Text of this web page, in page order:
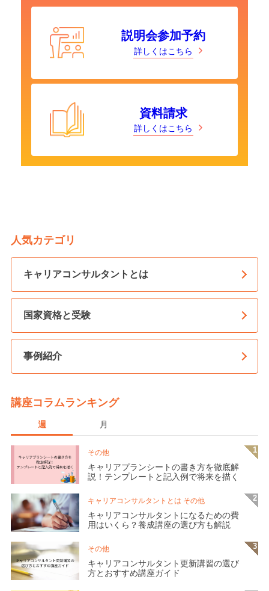
説明会参加予約
詳しくはこちら
資料請求
詳しくはこちら
人気カテゴリ
キャリアコンサルタントとは
国家資格と受験
事例紹介
講座コラムランキング
週 月
その他
キャリアプランシートの書き方を徹底解
説！テンプレートと記入例で将来を描く
キャリアコンサルタントとは その他
キャリアコンサルタントになるための費
用はいくら？養成講座の選び方も解説
その他
キャリアコンサルタント更新講習の選び
方とおすすめ講座ガイド